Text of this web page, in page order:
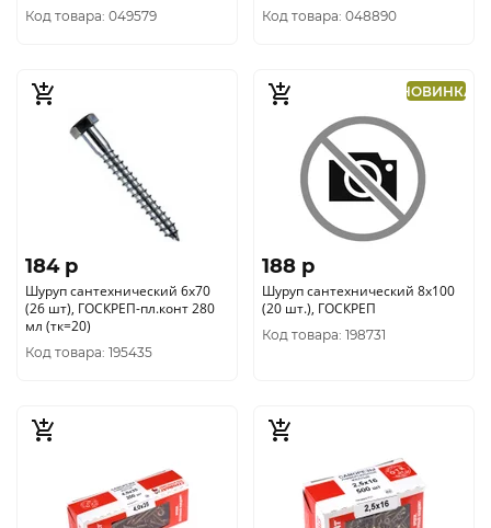
Код товара: 049579 Код товара: 048890
184 p
Шуруп сантехнический 6х70
(26 шт), ГОСКРЕП-пл.конт 280
мл (тк=20)
Код товара: 195435
НОВИНКА
188 p
Шуруп сантехнический 8х100
(20 шт.), ГОСКРЕП
Код товара: 198731